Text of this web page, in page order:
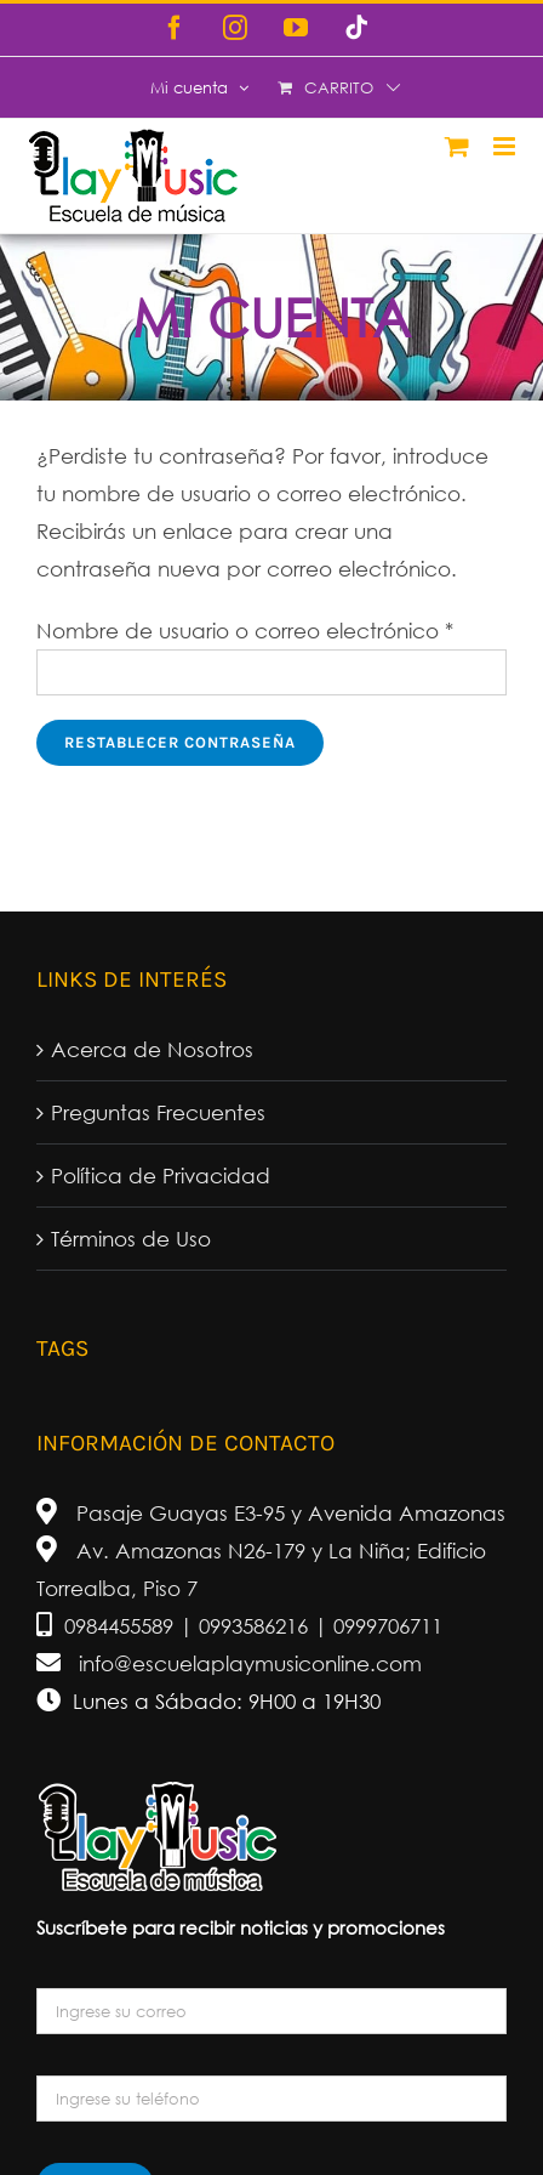
al
FacebookInstagramYouTube
Mi cuenta CARRITO
MI CUENTA
¿Perdiste tu contraseña? Por favor, introduce
tu nombre de usuario o correo electrónico.
Recibirás un enlace para crear una
contraseña nueva por correo electrónico.
Nombre de usuario o correo electrónico *
RESTABLECER CONTRASEÑA
LINKS DE INTERÉS
Acerca de Nosotros
Preguntas Frecuentes
Política de Privacidad
Términos de Uso
TAGS
INFORMACIÓN DE CONTACTO
Pasaje Guayas E3-95 y Avenida Amazonas
Av. Amazonas N26-179 y La Niña; Edificio
Torrealba, Piso 7
0984455589 | 0993586216 | 0999706711
info@escuelaplaymusiconline.com
Lunes a Sábado: 9H00 a 19H30
Suscríbete para recibir noticias y promociones